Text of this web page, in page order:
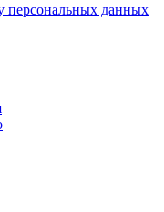
персональных данных